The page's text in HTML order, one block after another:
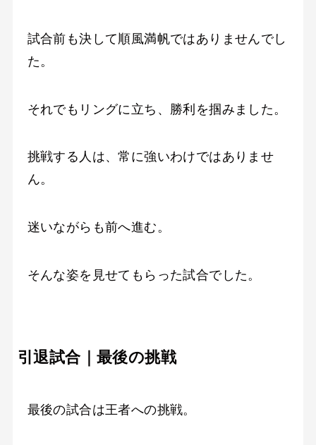
試合前も決して順風満帆ではありませんでし
た。
それでもリングに立ち、勝利を掴みました。
挑戦する人は、常に強いわけではありませ
ん。
迷いながらも前へ進む。
そんな姿を見せてもらった試合でした。
引退試合｜最後の挑戦
最後の試合は王者への挑戦。